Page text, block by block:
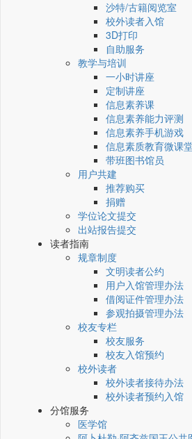
沙特/古籍阅览室
校外读者入馆
3D打印
自助服务
教学与培训
一小时讲座
定制讲座
信息素养课
信息素养能力评测
信息素养手机游戏
信息素质教育微课
带班图书馆员
用户共建
推荐购买
捐赠
学位论文提交
出站报告提交
读者指南
规章制度
文明读者公约
用户入馆管理办法
借阅证件管理办法
参观拍摄管理办法
校友专栏
校友服务
校友入馆预约
校外读者
校外读者接待办法
校外读者预约入馆
分馆服务
医学馆